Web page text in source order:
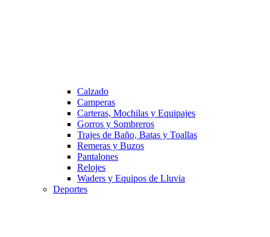
Calzado
Camperas
Carteras, Mochilas y Equipajes
Gorros y Sombreros
Trajes de Baño, Batas y Toallas
Remeras y Buzos
Pantalones
Relojes
Waders y Equipos de Lluvia
Deportes